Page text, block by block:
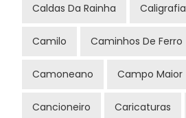
Caldas Da Rainha Caligrafia
Camilo Caminhos De Ferro
Camoneano Campo Maior
Cancioneiro Caricaturas